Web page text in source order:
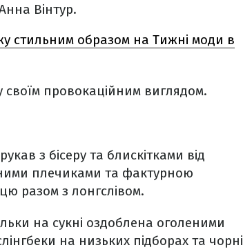
Вінтур.
стильним образом на Тижні моди в
своїм провокаційним виглядом.
з бісеру та блискітками від
плечиками та фактурною
разом з лонгслівом.
на сукні оздоблена оголеними
на низьких підборах та чорні